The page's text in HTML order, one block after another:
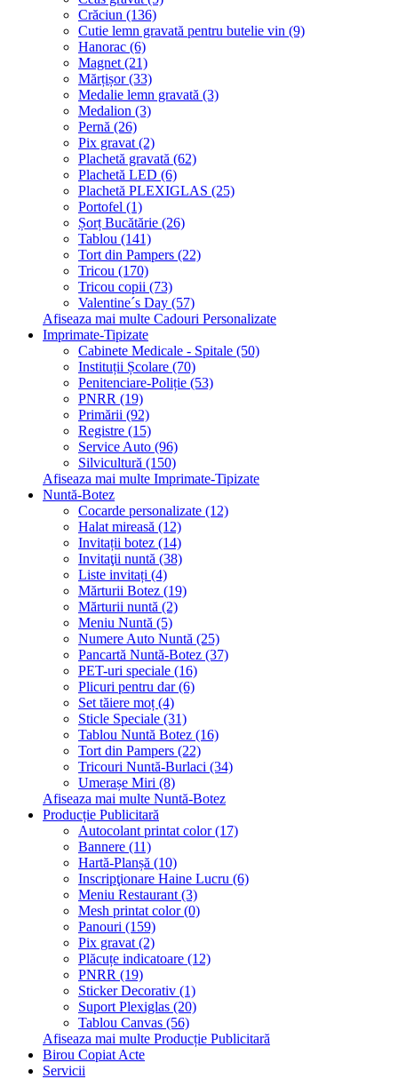
Crăciun (136)
Cutie lemn gravată pentru butelie vin (9)
Hanorac (6)
Magnet (21)
Mărțișor (33)
Medalie lemn gravată (3)
Medalion (3)
Pernă (26)
Pix gravat (2)
Plachetă gravată (62)
Plachetă LED (6)
Plachetă PLEXIGLAS (25)
Portofel (1)
Șorț Bucătărie (26)
Tablou (141)
Tort din Pampers (22)
Tricou (170)
Tricou copii (73)
Valentine´s Day (57)
Afiseaza mai multe Cadouri Personalizate
Imprimate-Tipizate
Cabinete Medicale - Spitale (50)
Instituții Școlare (70)
Penitenciare-Poliție (53)
PNRR (19)
Primării (92)
Registre (15)
Service Auto (96)
Silvicultură (150)
Afiseaza mai multe Imprimate-Tipizate
Nuntă-Botez
Cocarde personalizate (12)
Halat mireasă (12)
Invitații botez (14)
Invitaţii nuntă (38)
Liste invitați (4)
Mărturii Botez (19)
Mărturii nuntă (2)
Meniu Nuntă (5)
Numere Auto Nuntă (25)
Pancartă Nuntă-Botez (37)
PET-uri speciale (16)
Plicuri pentru dar (6)
Set tăiere moț (4)
Sticle Speciale (31)
Tablou Nuntă Botez (16)
Tort din Pampers (22)
Tricouri Nuntă-Burlaci (34)
Umerașe Miri (8)
Afiseaza mai multe Nuntă-Botez
Producție Publicitară
Autocolant printat color (17)
Bannere (11)
Hartă-Planșă (10)
Inscripţionare Haine Lucru (6)
Meniu Restaurant (3)
Mesh printat color (0)
Panouri (159)
Pix gravat (2)
Plăcuțe indicatoare (12)
PNRR (19)
Sticker Decorativ (1)
Suport Plexiglas (20)
Tablou Canvas (56)
Afiseaza mai multe Producție Publicitară
Birou Copiat Acte
Servicii